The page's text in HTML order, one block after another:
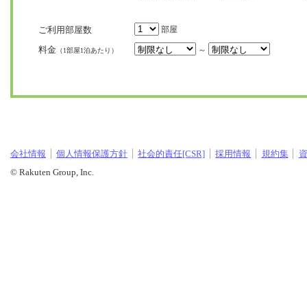
ご利用部屋数 部屋
料金 （1部屋1泊あたり） ～
会社情報 個人情報保護方針 社会的責任[CSR] 採用情報 規約集
© Rakuten Group, Inc.